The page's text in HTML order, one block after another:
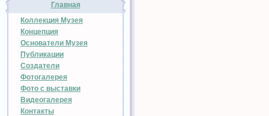
Главная
Коллекция Музея
Концепция
Основатели Музея
Публикации
Создатели
Фотогалерея
Фото с выставки
Видеогалерея
Контакты